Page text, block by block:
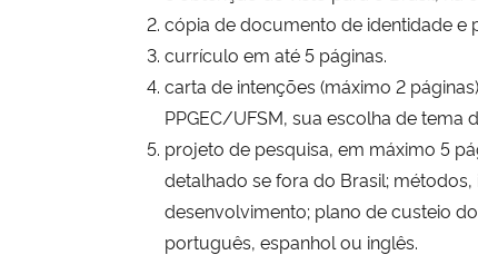
cópia de documento de identidade e
currículo em até 5 páginas.
carta de intenções (máximo 2
PPGEC/UFSM, sua escolha de
projeto de pesquisa, em máximo 5
detalhado se fora do Brasil;
desenvolvimento; plano de custeio
português, espanhol ou inglês.